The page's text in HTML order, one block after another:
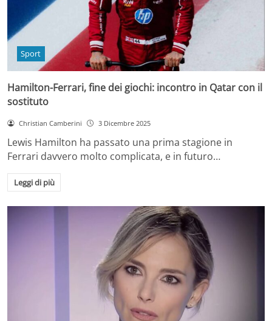
Sport
Hamilton-Ferrari, fine dei giochi: incontro in Qatar con il
sostituto
Christian Camberini 3 Dicembre 2025
Lewis Hamilton ha passato una prima stagione in
Ferrari davvero molto complicata, e in futuro…
Leggi di più